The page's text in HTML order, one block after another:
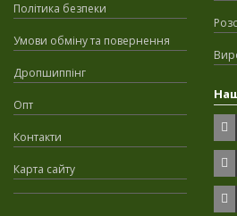
Політика безпеки
Умови обміну та повернення
Дропшиппінг
Опт
Контакти
Карта сайту